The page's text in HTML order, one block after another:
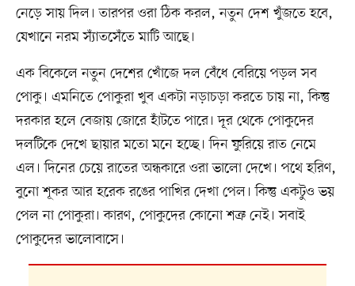
নেড়ে সায় দিল। তারপর ওরা ঠিক করল, নতুন দেশ খুঁজতে হবে,
যেখানে নরম স্যাঁতসেঁতে মাটি আছে।
এক বিকেলে নতুন দেশের খোঁজে দল বেঁধে বেরিয়ে পড়ল সব
পোকু। এমনিতে পোকুরা খুব একটা নড়াচড়া করতে চায় না, কিন্তু
দরকার হলে বেজায় জোরে হাঁটতে পারে। দূর থেকে পোকুদের
দলটিকে দেখে ছায়ার মতো মনে হচ্ছে। দিন ফুরিয়ে রাত নেমে
এল। দিনের চেয়ে রাতের অন্ধকারে ওরা ভালো দেখে। পথে হরিণ,
বুনো শূকর আর হরেক রঙের পাখির দেখা পেল। কিন্তু একটুও ভয়
পেল না পোকুরা। কারণ, পোকুদের কোনো শত্রু নেই। সবাই
পোকুদের ভালোবাসে।